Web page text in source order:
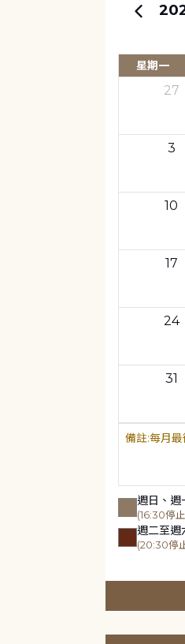
星期一
27
3
10
17
24
31
每月
週日、
(16:30停
週二至
(20:30停